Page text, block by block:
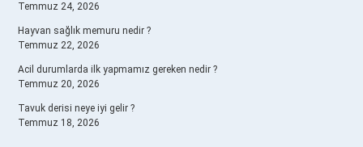
Temmuz 24, 2026
Hayvan sağlık memuru nedir ?
Temmuz 22, 2026
Acil durumlarda ilk yapmamız gereken nedir ?
Temmuz 20, 2026
Tavuk derisi neye iyi gelir ?
Temmuz 18, 2026